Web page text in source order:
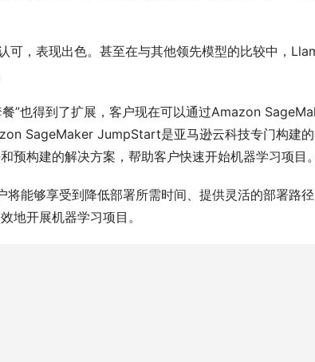
，表现出色。甚至在与其他领先模型的比较中，
”也得到了扩展，客户现在可以通过Amazon
SageMaker JumpStart是亚马逊云科技专门构建
预构建的解决方案，帮助客户快速开始机器学习项目
能够享受到降低部署所需时间、提供灵活的部署路
地开展机器学习项目。